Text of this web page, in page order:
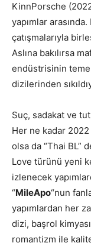
KinnPorsche
yapımlar
çatışmalarıyla
Aslına bakılırsa
endüstrisinin
dizilerinden
Suç, sadakat ve
Her ne kadar
olsa da “Thai BL”
Love türünü yeni
izlenecek
“MileApo“nun
yapımlardan her
dizi, başrol
romantizm ile